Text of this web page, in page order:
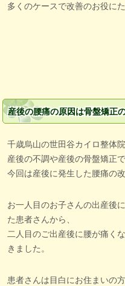
多くのケースで改善のお役に
産後の腰痛の原因は骨盤矯正
千歳烏山の世田谷カイロ整体院
産後の不調や産後の骨盤矯正
今回は産後に発生した腰痛の
お一人目のお子さんの出産後
た患者さんから、
二人目のご出産後に腰が痛く
きました。
患者さんは目白にお住まいの